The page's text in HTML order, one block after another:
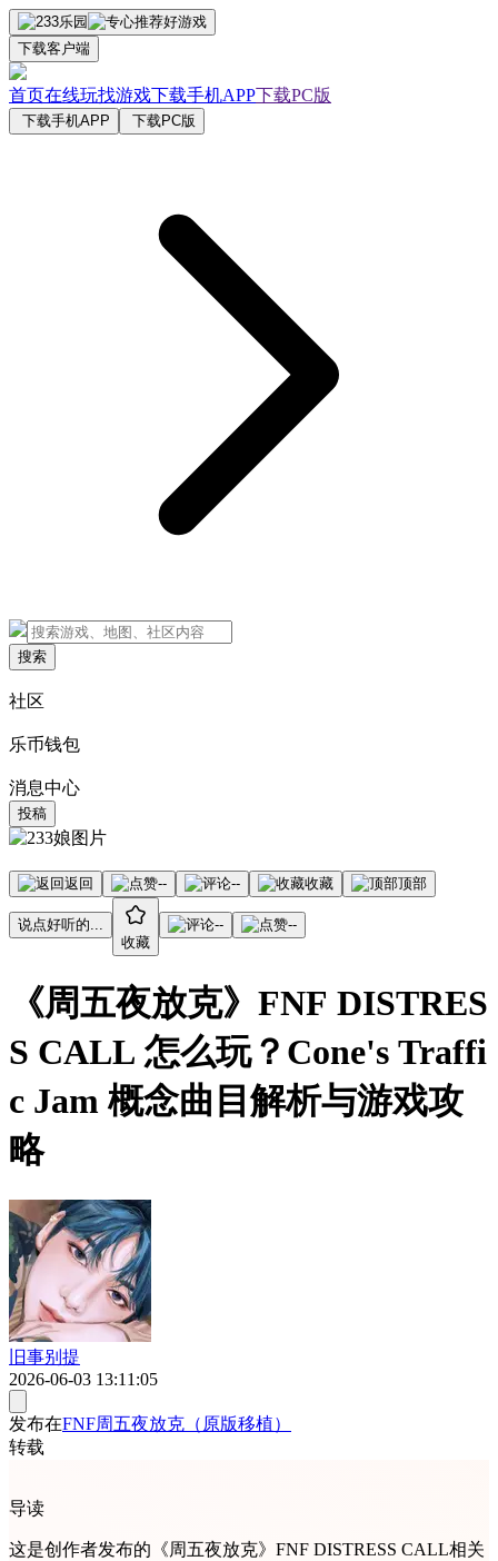
下载客户端
首页在线玩找游戏下载手机APP下载PC版
下载手机APP 下载PC版
搜索
社区
乐币钱包
消息中心
投稿
返回 -- -- 收藏 顶部
说点好听的...
收藏
-- --
《周五夜放克》FNF DISTRES
S CALL 怎么玩？Cone's Traffi
c Jam 概念曲目解析与游戏攻
略
旧事别提
2026-06-03 13:11:05
发布在FNF周五夜放克（原版移植）
转载
导读
这是创作者发布的《周五夜放克》FNF DISTRESS CALL相关